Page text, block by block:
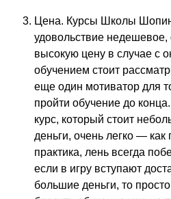
Цена. Курсы Школы
удовольствие недешевое,
высокую цену в случае с
обучением стоит
еще один мотиватор для
пройти обучение до
курс, который стоит
деньги, очень легко — как
практика, лень всегда
если в игру вступают
большие деньги, то просто